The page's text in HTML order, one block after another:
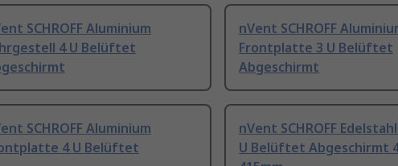
SCHROFF Aluminium
4 U Belüftet
nVent SCHROFF
Frontplatte 3 U Belüftet
Abgeschirmt
SCHROFF Aluminium
4 U Belüftet
nVent SCHROFF
U Belüftet Abgeschirmt